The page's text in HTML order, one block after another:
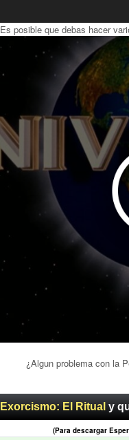
Es posible que debas hacer
¿Algun problema con la
Exorcismo: El Ritual y
(Para descargar